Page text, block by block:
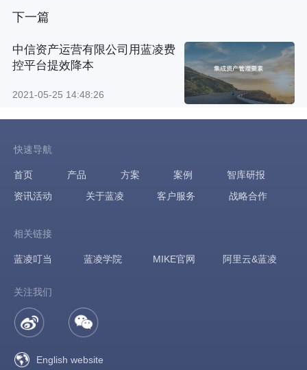
下一篇
中信资产运营有限公司用蓝凌费
控平台提效降本
2021-05-25 14:48:26
快速导航
首页 产品 方案 案例
智库研报
资讯活动
关于蓝凌 客户服务 战略合作
相关链接
蓝凌叮当 蓝凌学院 MIKE官网 阿里云&蓝凌
关注我们
English website